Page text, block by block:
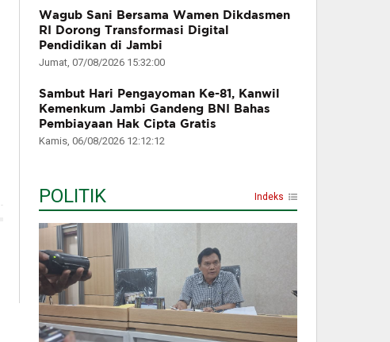
Wagub Sani Bersama Wamen Dikdasmen
RI Dorong Transformasi Digital
Pendidikan di Jambi
Jumat, 07/08/2026 15:32:00
Sambut Hari Pengayoman Ke-81, Kanwil
Kemenkum Jambi Gandeng BNI Bahas
Pembiayaan Hak Cipta Gratis
Kamis, 06/08/2026 12:12:12
POLITIK Indeks